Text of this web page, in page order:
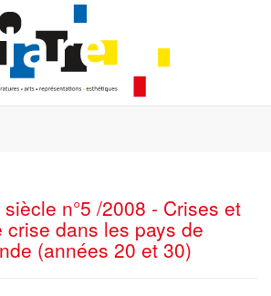
n°5 /2008 - Crises et
dans les pays de
(années 20 et 30)